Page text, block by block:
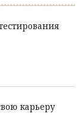
карьеру